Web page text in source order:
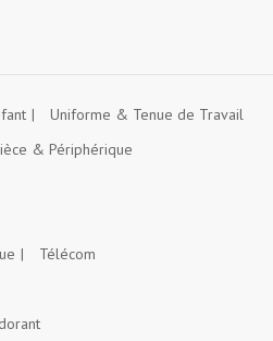
Uniforme & Tenue de Travail
& Périphérique
Télécom